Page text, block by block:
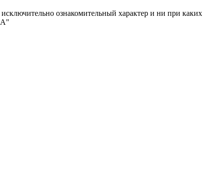
ознакомительный характер и ни при каких